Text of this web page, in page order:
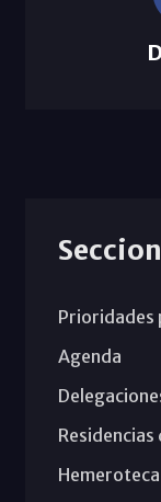
Prioridades
Agenda
Residencias
Hemeroteca